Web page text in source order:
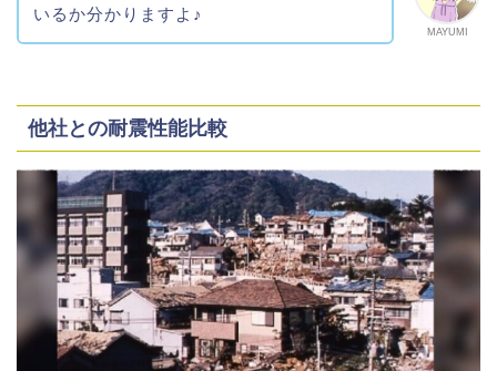
MAYUMI
いるか分かりますよ♪
他社との耐震性能比較